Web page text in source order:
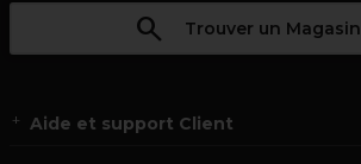
Trouver un Magasin
Aide et support Client